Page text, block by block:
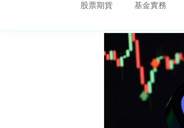
股票期貨 基金實務